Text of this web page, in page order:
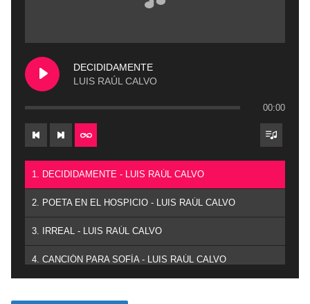
DECIDIDAMENTE
LUIS RAÚL CALVO
00:00
1. DECIDIDAMENTE - LUIS RAÚL CALVO
2. POETA EN EL HOSPICIO - LUIS RAÚL CALVO
3. IRREAL - LUIS RAÚL CALVO
4. CANCIÓN PARA SOFÍA - LUIS RAÚL CALVO